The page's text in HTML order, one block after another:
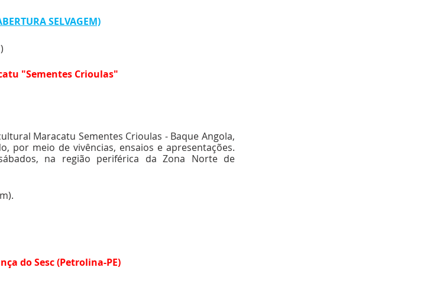
SELVAGEM)
"Sementes Crioulas"
Maracatu Sementes Crioulas - Baque Angola,
por meio de vivências, ensaios e apresentações.
na região periférica da Zona Norte de
do Sesc (Petrolina-PE)